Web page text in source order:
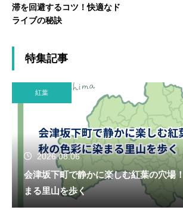
滞を回避するコツ！快適なド
ライブの秘訣
特集記事
紅葉
2026.08.06
会津坂下町で静かに楽しむ紅葉の穴場
まる里山を歩く